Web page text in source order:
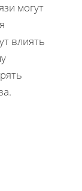
могут
влиять